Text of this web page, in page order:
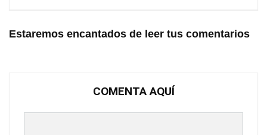
Estaremos encantados de leer tus comentarios
COMENTA AQUÍ